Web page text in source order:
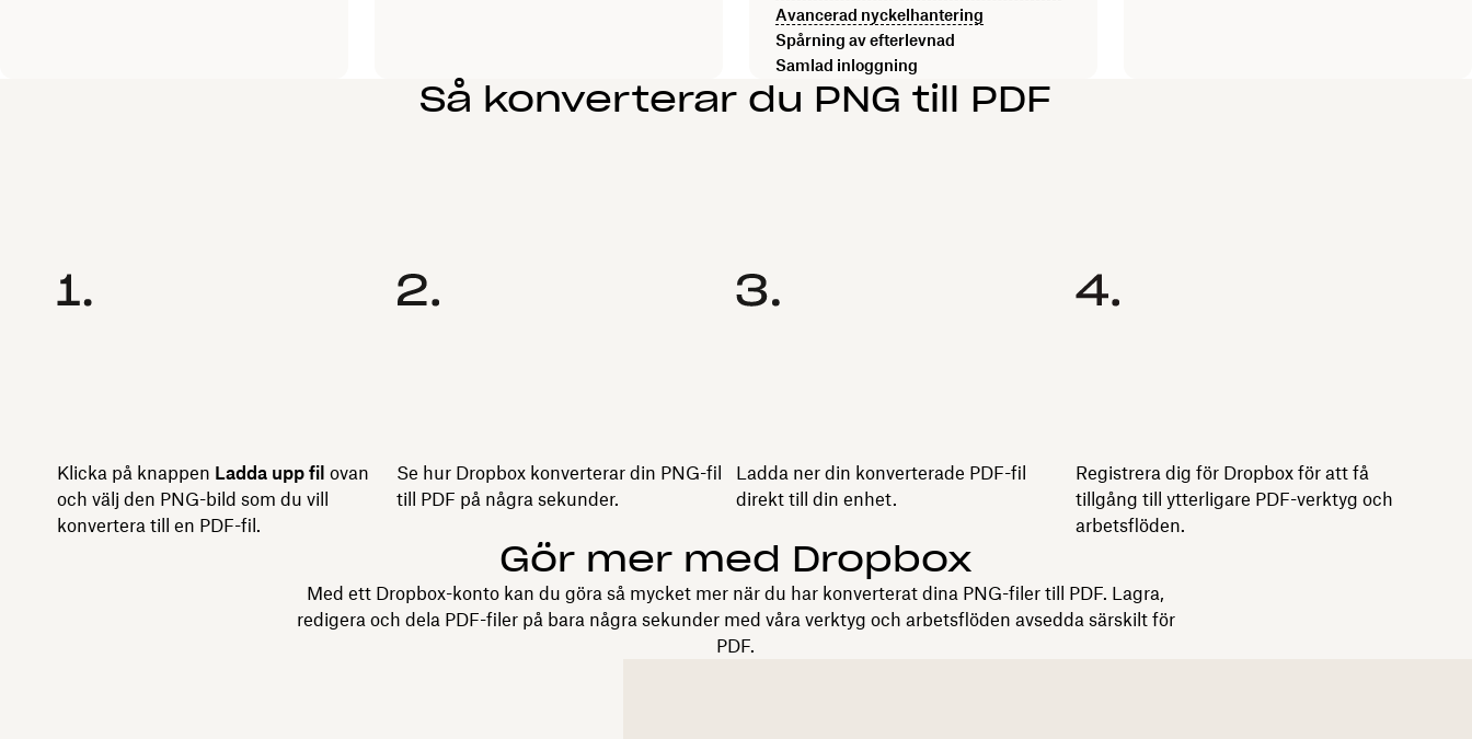
Avancerad nyckelhantering
Spårning av efterlevnad
Samlad inloggning
Så konverterar du PNG till PDF
Klicka på knappen Ladda upp fil ovan
och välj den PNG-bild som du vill
konvertera till en PDF-fil.
Se hur Dropbox konverterar din PNG-fil
till PDF på några sekunder.
Ladda ner din konverterade PDF-fil
direkt till din enhet.
Registrera dig för Dropbox för att få
tillgång till ytterligare PDF-verktyg och
arbetsflöden.
Gör mer med Dropbox
Med ett Dropbox-konto kan du göra så mycket mer när du har konverterat dina PNG-filer till PDF. Lagra,
redigera och dela PDF-filer på bara några sekunder med våra verktyg och arbetsflöden avsedda särskilt för
PDF.